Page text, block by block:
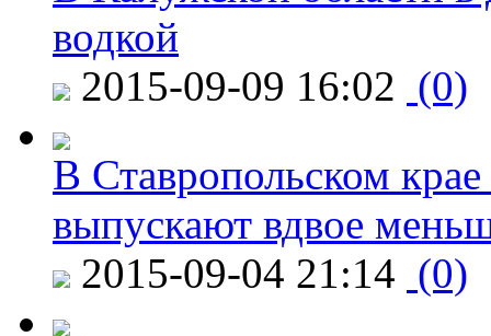
водкой
2015-09-09 16:02 (0)
В Ставропольском
выпускают вдвое
2015-09-04 21:14 (0)